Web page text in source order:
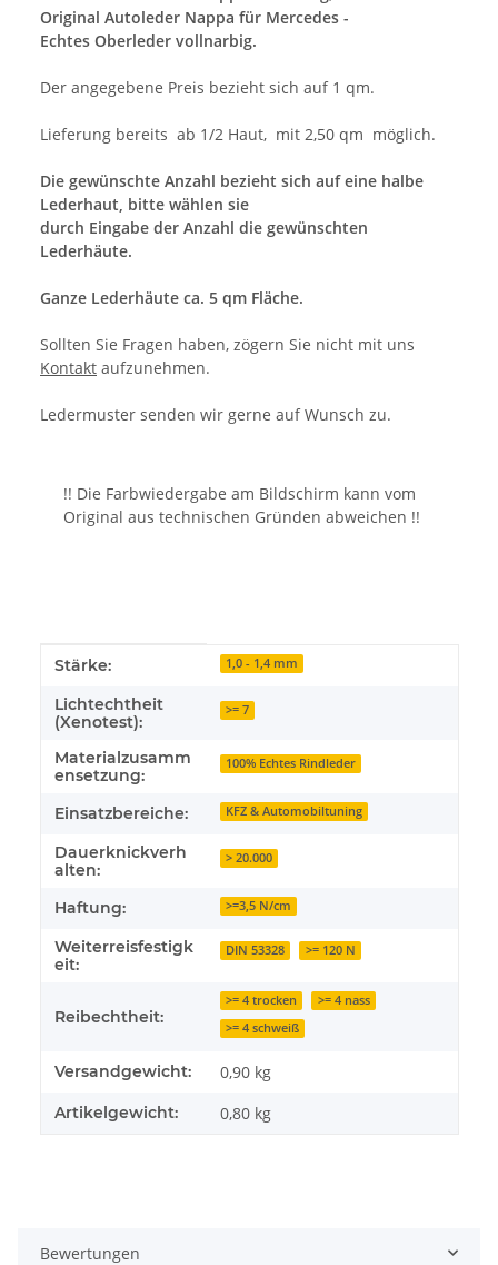
Original Autoleder Nappa für Mercedes -
Echtes Oberleder vollnarbig.
Der angegebene Preis bezieht sich auf 1 qm.
Lieferung bereits ab 1/2 Haut, mit 2,50 qm möglich.
Die gewünschte Anzahl bezieht sich auf eine halbe
Lederhaut, bitte wählen sie
durch Eingabe der Anzahl die gewünschten
Lederhäute.
Ganze Lederhäute ca. 5 qm Fläche.
Sollten Sie Fragen haben, zögern Sie nicht mit uns
Kontakt aufzunehmen.
Ledermuster senden wir gerne auf Wunsch zu.
!! Die Farbwiedergabe am Bildschirm kann vom
Original aus technischen Gründen abweichen !!
Produkteigenschaft
Wert
Stärke: 1,0 - 1,4 mm
Lichtechtheit
(Xenotest):
>= 7
Materialzusamm
ensetzung:
100% Echtes Rindleder
Einsatzbereiche: KFZ & Automobiltuning
Dauerknickverh
alten:
> 20.000
Haftung: >=3,5 N/cm
Weiterreisfestigk
eit:
DIN 53328 >= 120 N
Reibechtheit:
>= 4 trocken
>= 4 nass
>= 4 schweiß
Versandgewicht: 0,90 kg
Artikelgewicht: 0,80 kg
Bewertungen